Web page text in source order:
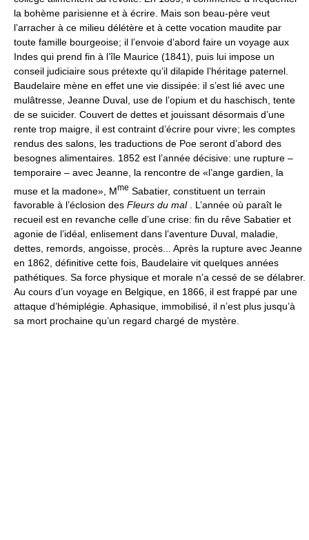
la bohème parisienne et à écrire. Mais son beau-père veut
l’arracher à ce milieu délétère et à cette vocation maudite par
toute famille bourgeoise; il l’envoie d’abord faire un voyage aux
Indes qui prend fin à l’île Maurice (1841), puis lui impose un
conseil judiciaire sous prétexte qu’il dilapide l’héritage paternel.
Baudelaire mène en effet une vie dissipée: il s’est lié avec une
mulâtresse, Jeanne Duval, use de l’opium et du haschisch, tente
de se suicider. Couvert de dettes et jouissant désormais d’une
rente trop maigre, il est contraint d’écrire pour vivre; les comptes
rendus des salons, les traductions de Poe seront d’abord des
besognes alimentaires. 1852 est l’année décisive: une rupture –
temporaire – avec Jeanne, la rencontre de «l’ange gardien, la
muse et la madone», Mme Sabatier, constituent un terrain
favorable à l’éclosion des Fleurs du mal. L’année où paraît le
recueil est en revanche celle d’une crise: fin du rêve Sabatier et
agonie de l’idéal, enlisement dans l’aventure Duval, maladie,
dettes, remords, angoisse, procès... Après la rupture avec Jeanne
en 1862, définitive cette fois, Baudelaire vit quelques années
pathétiques. Sa force physique et morale n’a cessé de se délabrer.
Au cours d’un voyage en Belgique, en 1866, il est frappé par une
attaque d’hémiplégie. Aphasique, immobilisé, il n’est plus jusqu’à
sa mort prochaine qu’un regard chargé de mystère.